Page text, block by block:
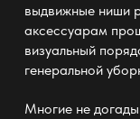
выдвижные ниши
аксессуарам
визуальный
генеральной
Многие не